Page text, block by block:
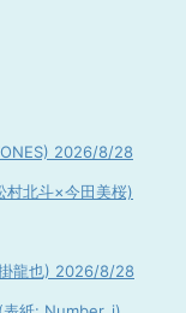
2026/8/28
村北斗×今田美桜)
龍也) 2026/8/28